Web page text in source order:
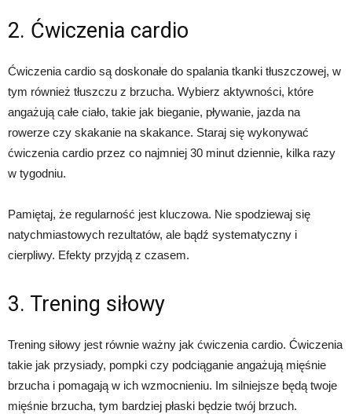
2. Ćwiczenia cardio
Ćwiczenia cardio są doskonałe do spalania tkanki tłuszczowej, w
tym również tłuszczu z brzucha. Wybierz aktywności, które
angażują całe ciało, takie jak bieganie, pływanie, jazda na
rowerze czy skakanie na skakance. Staraj się wykonywać
ćwiczenia cardio przez co najmniej 30 minut dziennie, kilka razy
w tygodniu.
Pamiętaj, że regularność jest kluczowa. Nie spodziewaj się
natychmiastowych rezultatów, ale bądź systematyczny i
cierpliwy. Efekty przyjdą z czasem.
3. Trening siłowy
Trening siłowy jest równie ważny jak ćwiczenia cardio. Ćwiczenia
takie jak przysiady, pompki czy podciąganie angażują mięśnie
brzucha i pomagają w ich wzmocnieniu. Im silniejsze będą twoje
mięśnie brzucha, tym bardziej płaski będzie twój brzuch.